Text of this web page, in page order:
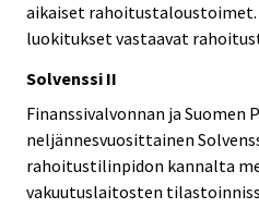
aikaiset
luokitukset vastaavat
Solvenssi II
Finanssivalvonnan ja Suomen
neljännesvuosittainen
rahoitustilinpidon kannalta
vakuutuslaitosten